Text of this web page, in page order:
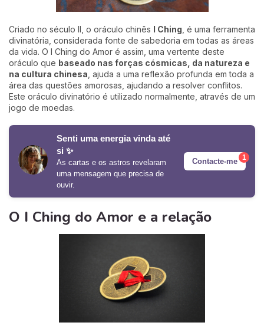
Criado no século II, o oráculo chinês I Ching , é uma ferramenta
divinatória, considerada fonte de sabedoria em todas as áreas
da vida. O I Ching do Amor é assim, uma vertente deste
oráculo que baseado nas forças cósmicas, da natureza e
na cultura chinesa , ajuda a uma reflexão profunda em toda a
área das questões amorosas, ajudando a resolver conflitos.
Este oráculo divinatório é utilizado normalmente, através de um
jogo de moedas.
Senti uma energia vinda até
si ✨
As cartas e os astros revelaram
uma mensagem que precisa de
ouvir.
Contacte-me 1
O I Ching do Amor e a relação